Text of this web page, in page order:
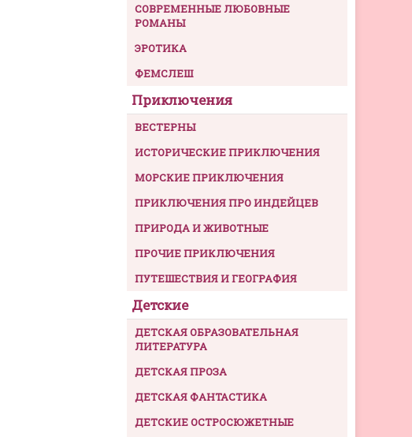
СОВРЕМЕННЫЕ ЛЮБОВНЫЕ
РОМАНЫ
ЭРОТИКА
ФЕМСЛЕШ
Приключения
ВЕСТЕРНЫ
ИСТОРИЧЕСКИЕ ПРИКЛЮЧЕНИЯ
МОРСКИЕ ПРИКЛЮЧЕНИЯ
ПРИКЛЮЧЕНИЯ ПРО ИНДЕЙЦЕВ
ПРИРОДА И ЖИВОТНЫЕ
ПРОЧИЕ ПРИКЛЮЧЕНИЯ
ПУТЕШЕСТВИЯ И ГЕОГРАФИЯ
Детские
ДЕТСКАЯ ОБРАЗОВАТЕЛЬНАЯ
ЛИТЕРАТУРА
ДЕТСКАЯ ПРОЗА
ДЕТСКАЯ ФАНТАСТИКА
ДЕТСКИЕ ОСТРОСЮЖЕТНЫЕ